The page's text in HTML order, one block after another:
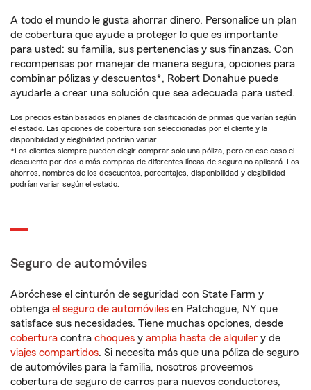
A todo el mundo le gusta ahorrar dinero. Personalice un plan
de cobertura que ayude a proteger lo que es importante
para usted: su familia, sus pertenencias y sus finanzas. Con
recompensas por manejar de manera segura, opciones para
combinar pólizas y descuentos*, Robert Donahue puede
ayudarle a crear una solución que sea adecuada para usted.
Los precios están basados en planes de clasificación de primas que varían según
el estado. Las opciones de cobertura son seleccionadas por el cliente y la
disponibilidad y elegibilidad podrían variar.
*Los clientes siempre pueden elegir comprar solo una póliza, pero en ese caso el
descuento por dos o más compras de diferentes líneas de seguro no aplicará. Los
ahorros, nombres de los descuentos, porcentajes, disponibilidad y elegibilidad
podrían variar según el estado.
Seguro de automóviles
Abróchese el cinturón de seguridad con State Farm y
obtenga el seguro de automóviles en Patchogue, NY que
satisface sus necesidades. Tiene muchas opciones, desde
cobertura contra choques y amplia hasta de alquiler y de
viajes compartidos. Si necesita más que una póliza de seguro
de automóviles para la familia, nosotros proveemos
cobertura de seguro de carros para nuevos conductores,